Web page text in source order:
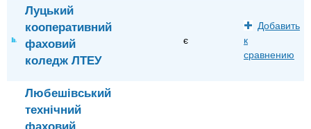
Луцький
кооперативний
фаховий
коледж ЛТЕУ
є
Добавить
к
сравнению
Любешівський
технічний
фаховий